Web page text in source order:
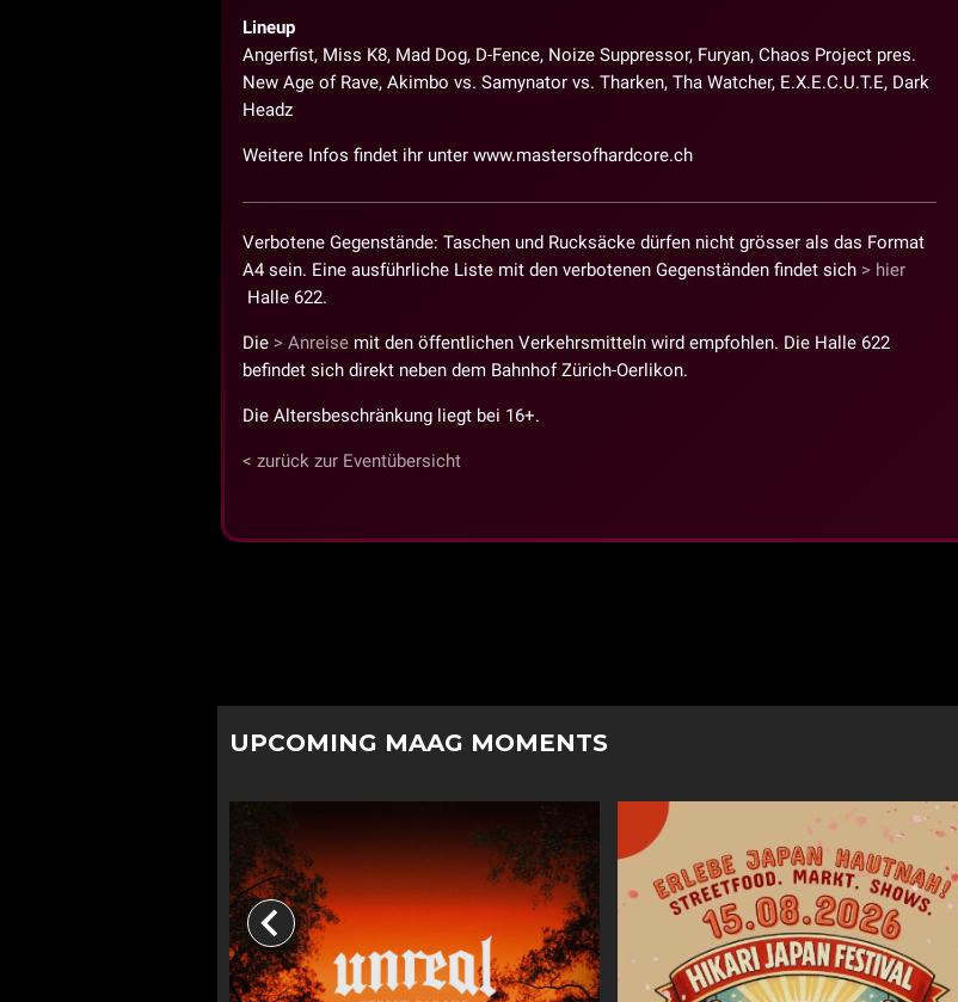
Lineup
Angerfist, Miss K8, Mad Dog, D-Fence, Noize Suppressor, Furyan, Chaos Project pres.
New Age of Rave, Akimbo vs. Samynator vs. Tharken, Tha Watcher, E.X.E.C.U.T.E, Dark
Headz
Weitere Infos findet ihr unter www.mastersofhardcore.ch
Verbotene Gegenstände: Taschen und Rucksäcke dürfen nicht grösser als das Format
A4 sein. Eine ausführliche Liste mit den verbotenen Gegenständen findet sich
hier
Halle 622.
Die Anreisemit den öffentlichen Verkehrsmitteln wird empfohlen. Die Halle 622
befindet sich direkt neben dem Bahnhof Zürich-Oerlikon.
Die Altersbeschränkung liegt bei 16+.
zurück zur Eventübersicht
UPCOMING MAAG MOMENTS